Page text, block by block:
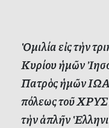
Ὁμιλία εἰς τὴν
Κυρίου ἡμῶν
Πατρὸς ἡμῶν
πόλεως τοῦ
τὴν ἁπλῆν